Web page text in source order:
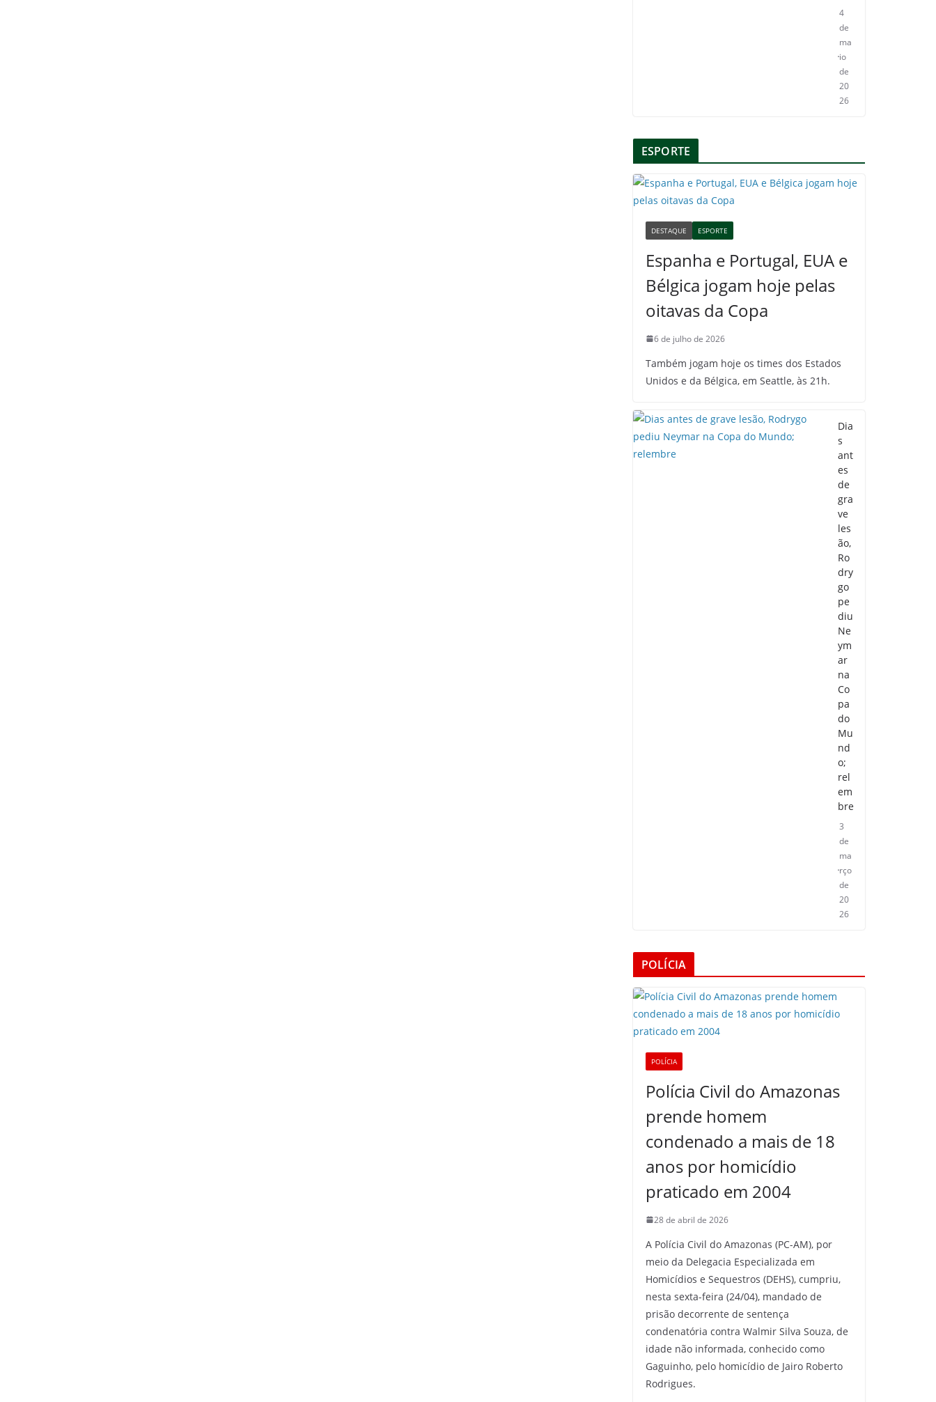
4
de
ma
io
de
20
26
ESPORTE
DESTAQUE ESPORTE
Espanha e Portugal, EUA e
Bélgica jogam hoje pelas
oitavas da Copa
6 de julho de 2026
Também jogam hoje os times dos Estados
Unidos e da Bélgica, em Seattle, às 21h.
Dia
s
ant
es
de
gra
ve
les
ão,
Ro
dry
go
pe
diu
Ne
ym
ar
na
Co
pa
do
Mu
nd
o;
rel
em
bre
3
de
ma
rço
de
20
26
POLÍCIA
POLÍCIA
Polícia Civil do Amazonas
prende homem
condenado a mais de 18
anos por homicídio
praticado em 2004
28 de abril de 2026
A Polícia Civil do Amazonas (PC-AM), por
meio da Delegacia Especializada em
Homicídios e Sequestros (DEHS), cumpriu,
nesta sexta-feira (24/04), mandado de
prisão decorrente de sentença
condenatória contra Walmir Silva Souza, de
idade não informada, conhecido como
Gaguinho, pelo homicídio de Jairo Roberto
Rodrigues.